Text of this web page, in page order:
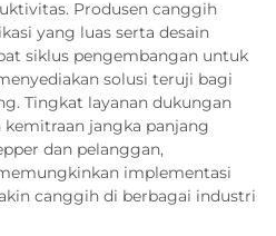
Produsen canggih
yang luas serta desain
siklus pengembangan untuk
solusi teruji bagi
Tingkat layanan dukungan
jangka panjang
dan pelanggan,
implementasi
canggih di berbagai industri